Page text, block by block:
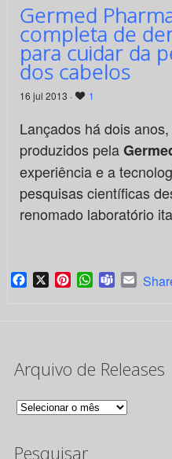
Germed
completa de
para cuidar da
dos cabelos
16 jul 2013 · 1
Lançados há dois
produzidos pela
experiência e a
pesquisas científicas
renomado laboratório
Facebook
X PinterestWhatsApp
TeamsEmail
Arquivo de Releases
Arquivo
Releases
Pesquisar